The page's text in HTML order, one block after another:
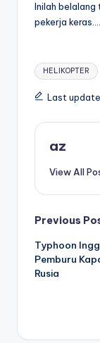
Inilah
pekerja keras….
Tags:
HELIKOPTER
Last
az
View All
Post
Previous
Typhoon
Pemburu
Rusia